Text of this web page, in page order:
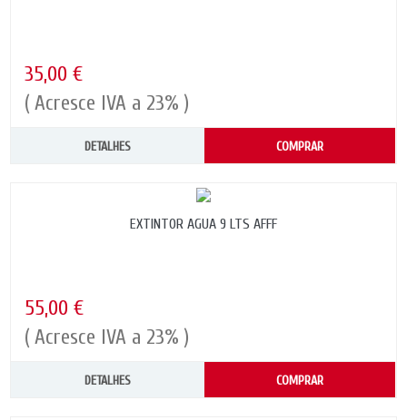
35,00 €
( Acresce IVA a 23% )
DETALHES COMPRAR
EXTINTOR AGUA 9 LTS AFFF
55,00 €
( Acresce IVA a 23% )
DETALHES COMPRAR